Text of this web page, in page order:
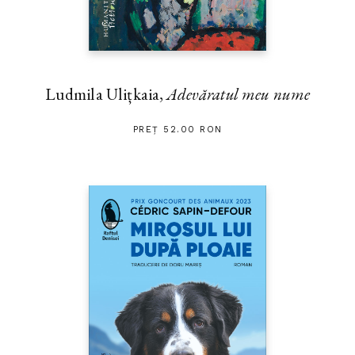
Ludmila Ulițkaia,Adevăratul meu nume
PREȚ 52.00 RON